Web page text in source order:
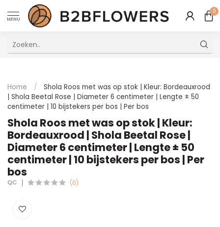
MENU
0
Home /
Shola Roos met was op stok | Kleur: Bordeauxrood
| Shola Beetal Rose | Diameter 6 centimeter | Lengte ± 50
centimeter | 10 bijstekers per bos | Per bos
Shola Roos met was op stok | Kleur:
Bordeauxrood | Shola Beetal Rose |
Diameter 6 centimeter | Lengte ± 50
centimeter | 10 bijstekers per bos | Per
bos
QC (0)